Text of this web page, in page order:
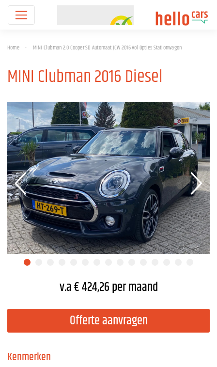
Home - MINI Clubman 2.0 Cooper SD Automaat JCW 2016 Vol Opties Stationwagon
MINI Clubman 2016 Diesel
v.a € 424,26 per maand
Offerte aanvragen
Kenmerken